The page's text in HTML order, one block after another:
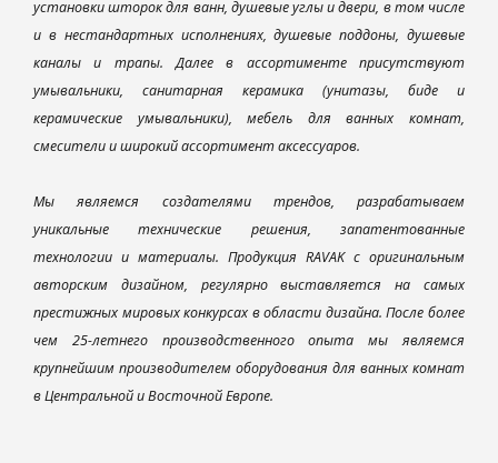
установки шторок для ванн, душевые углы и двери, в том числе
и в нестандартных исполнениях, душевые поддоны, душевые
каналы и трапы. Далее в ассортименте присутствуют
умывальники, санитарная керамика (унитазы, биде и
керамические умывальники), мебель для ванных комнат,
смесители и широкий ассортимент аксессуаров.
Мы являемся создателями трендов, разрабатываем
уникальные технические решения, запатентованные
технологии и материалы. Продукция RAVAK с оригинальным
авторским дизайном, регулярно выставляется на самых
престижных мировых конкурсах в области дизайна. После более
чем 25-летнего производственного опыта мы являемся
крупнейшим производителем оборудования для ванных комнат
в Центральной и Восточной Европе.